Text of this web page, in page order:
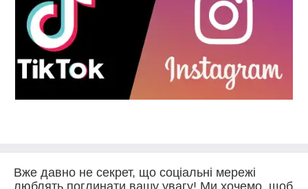
Вже давно не секрет, що соціальні мережі
люблять поглинати вашу увагу! Ми хочемо, щоб